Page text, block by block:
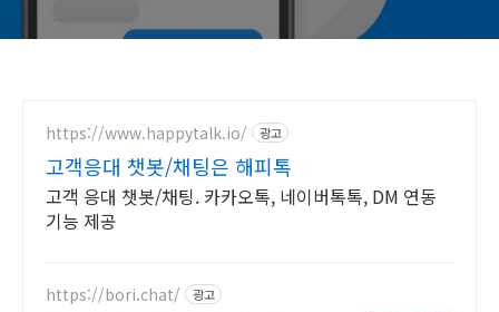
https://www.happytalk.io/ 광고
고객응대 챗봇/채팅은 해피톡
고객 응대 챗봇/채팅. 카카오톡, 네이버톡톡, DM 연동
기능 제공
https://bori.chat/ 광고